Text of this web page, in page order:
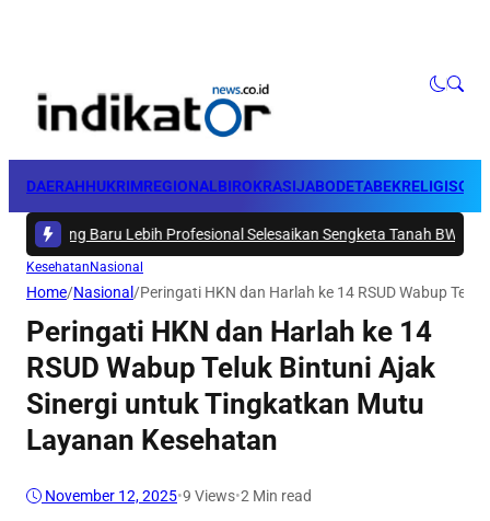
DAERAHHUKRIMREGIONALBIROKRASIJABODETABEKRELIGI
Baru Lebih Profesional Selesaikan Sengketa Tanah BWS Papua
Kesehatan Nasional
Home/Nasional /Peringati HKN dan Harlah ke 14 RSUD Wabup
Peringati HKN dan Harlah ke 14
RSUD Wabup Teluk Bintuni Ajak
Sinergi untuk Tingkatkan Mutu
Layanan Kesehatan
November 12, 2025•9 Views•2 Min read